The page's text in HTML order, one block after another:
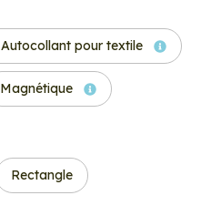
Autocollant pour textile
Magnétique
Rectangle